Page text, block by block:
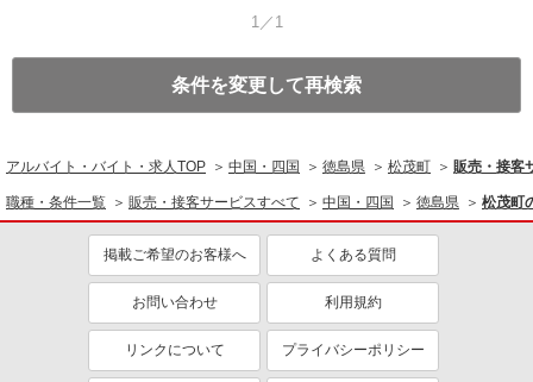
1／1
条件を変更して再検索
アルバイト・バイト・求人TOP 中国・四国 徳島県 松茂町 販売・接客
職種・条件一覧 販売・接客サービスすべて 中国・四国 徳島県 松茂町
掲載ご希望のお客様へ よくある質問
お問い合わせ 利用規約
リンクについて プライバシーポリシー